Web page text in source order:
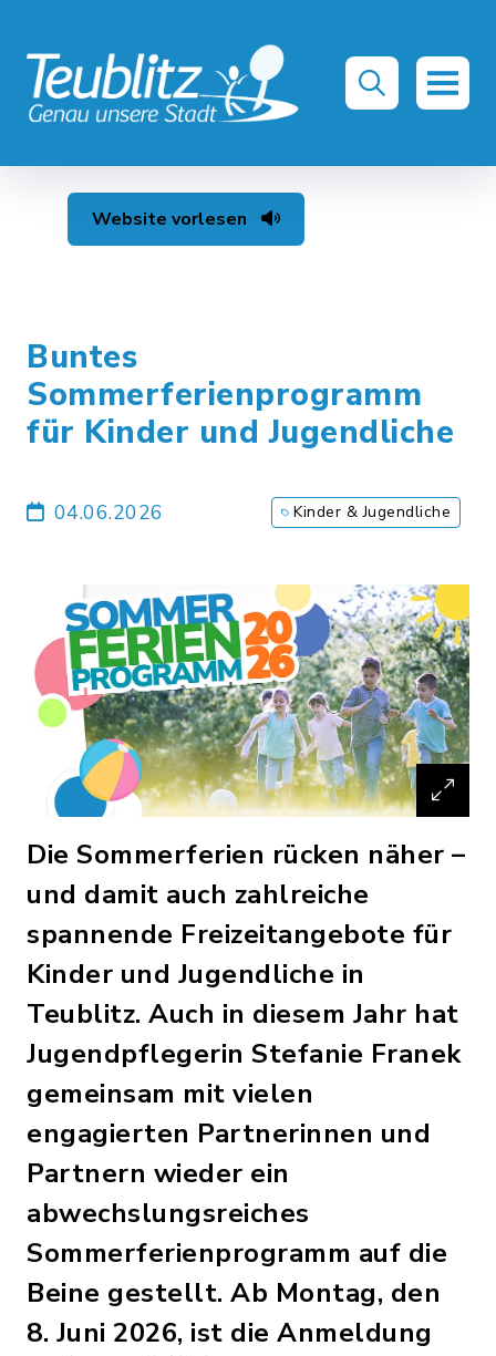
Website vorlesen
Buntes
Sommerferienprogramm
für Kinder und Jugendliche
04.06.2026 Kinder & Jugendliche
Die Sommerferien rücken näher –
und damit auch zahlreiche
spannende Freizeitangebote für
Kinder und Jugendliche in
Teublitz. Auch in diesem Jahr hat
Jugendpflegerin Stefanie Franek
gemeinsam mit vielen
engagierten Partnerinnen und
Partnern wieder ein
abwechslungsreiches
Sommerferienprogramm auf die
Beine gestellt. Ab Montag, den
8. Juni 2026, ist die Anmeldung